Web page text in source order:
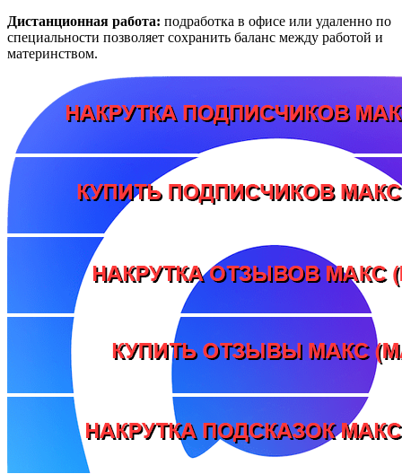
Дистанционная работа: подработка в офисе или удаленно по
специальности позволяет сохранить баланс между работой и
материнством.